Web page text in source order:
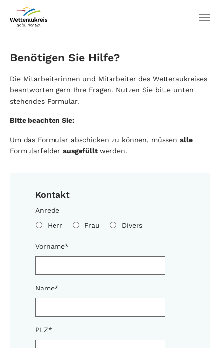
Benötigen Sie Hilfe?
Die Mitarbeiterinnen und Mitarbeiter des Wetteraukreises
beantworten gern Ihre Fragen. Nutzen Sie bitte unten
stehendes Formular.
Bitte beachten Sie:
Um das Formular abschicken zu können, müssen alle
Formularfelder ausgefüllt werden.
Kontakt
Anrede
Herr
Frau Divers
Vorname*
Name*
PLZ*